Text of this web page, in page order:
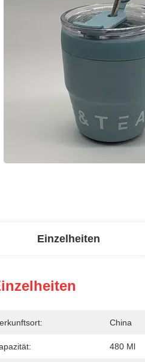
Einzelheiten
China
480 Ml